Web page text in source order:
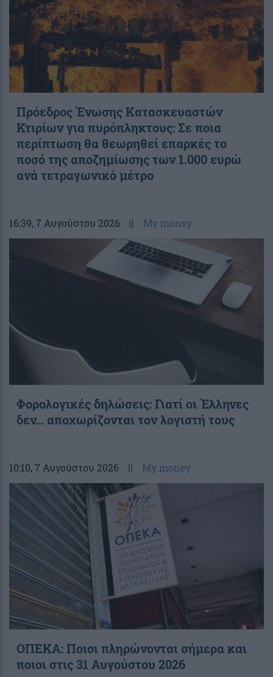
Πρόεδρος Ένωσης Κατασκευαστών
Κτιρίων για πυρόπληκτους: Σε ποια
περίπτωση θα θεωρηθεί επαρκές το
ποσό της αποζημίωσης των 1.000 ευρώ
ανά τετραγωνικό μέτρο
16:39, 7 Αυγούστου 2026 || My money
Φορολογικές δηλώσεις: Γιατί οι Έλληνες
δεν… αποχωρίζονται τον λογιστή τους
10:10, 7 Αυγούστου 2026 || My money
ΟΠΕΚΑ: Ποιοι πληρώνονται σήμερα και
ποιοι στις 31 Αυγούστου 2026